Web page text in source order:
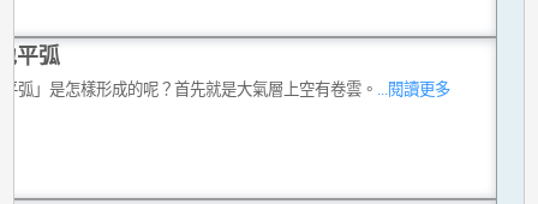
平弧
弧」是怎樣形成的呢？首先就是大氣層上空有卷雲。 ...閱讀更多